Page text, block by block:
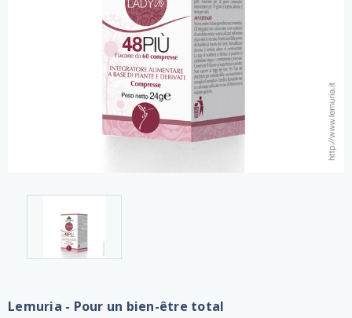
Lemuria - Pour un bien-être total